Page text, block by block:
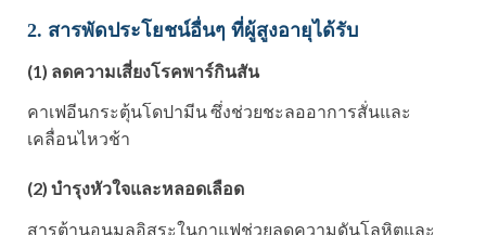
2. สารพัดประโยชน์อื่นๆ ที่ผู้สูงอายุได้รับ
(1) ลดความเสี่ยงโรคพาร์กินสัน
คาเฟอีนกระตุ้นโดปามีน ซึ่งช่วยชะลออาการสั่นและ
เคลื่อนไหวช้า
(2) บำรุงหัวใจและหลอดเลือด
สารต้านอนุมูลอิสระในกาแฟช่วยลดความดันโลหิตและ